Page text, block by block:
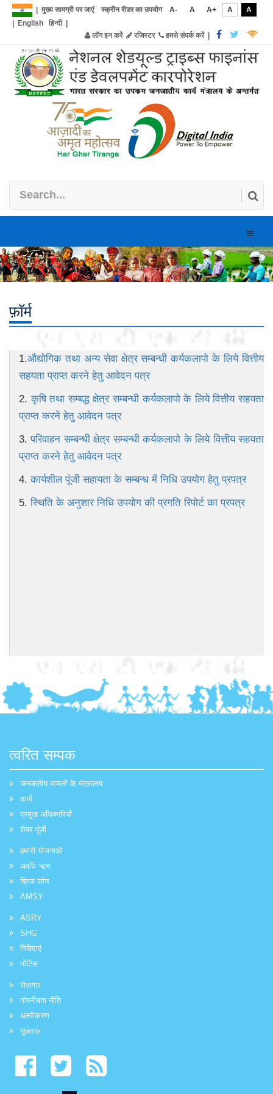
मुख्य सामग्री पर जाएं स्क्रीन रीडर का उपयोग A- A A+ A
A
English हिन्दी|
लॉग इन करें
रजिस्टर हमसे संपर्क करें|
Toggle
फ़ॉर्म
1.औद्योगिक तथा अन्य सेवा क्षेत्र सम्बन्धी कर्यकलापो के लिये वित्तीय
सहयता प्राप्त करने हेतु आवेदन पत्र
2.कृषि तथा सम्बद्ध क्षेत्र सम्बन्धी कर्यकलापो के लिये वित्तीय सहयता
प्राप्त करने हेतु आवेदन पत्र
3.परिवाहन सम्बन्धी क्षेत्र सम्बन्धी कर्यकलापो के लिये वित्तीय सहयता
प्राप्त करने हेतु आवेदन पत्र
4.कार्यशील पूंजी सहायता के सम्बन्ध में निधि उपयोग हेतु प्रपत्र
5.स्थिति के अनुशार निधि उपयोग की प्रगति रिपोर्ट का प्रपत्र
त्वरित सम्पक
जनजातीय मामलों के मंत्रालय
कार्य
प्रमुख अधिकारियों
शेयर पूंजी
हमारी योजनाओं
अवधि ऋण
ब्रिज लोन
AMSY
ASRY
SHG
निविदाएं
नोटिस
रोज़गार
गोपनीयता नीति
अस्वीकरण
पूछताछ